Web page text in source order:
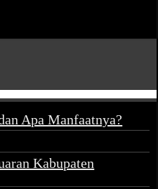
Apa Manfaatnya?
Kabupaten